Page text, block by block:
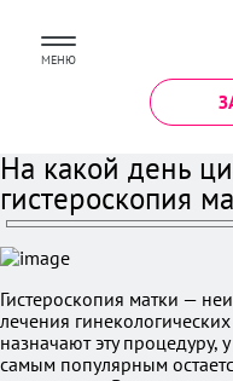
МЕНЮ
На какой день
гистероскопия
Гистероскопия матки —
лечения
назначают эту процедуру,
самым популярным